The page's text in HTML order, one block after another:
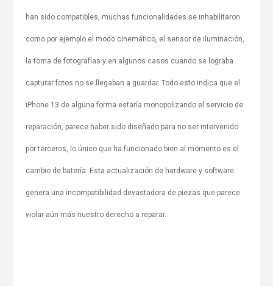
han sido compatibles, muchas funcionalidades se inhabilitaron
como por ejemplo el modo cinemático, el sensor de iluminación,
la toma de fotografías y en algunos casos cuando se lograba
capturar fotos no se llegaban a guardar. Todo esto indica que el
iPhone 13 de alguna forma estaría monopolizando el servicio de
reparación, parece haber sido diseñado para no ser intervenido
por terceros, lo único que ha funcionado bien al momento es el
cambio de batería. Esta actualización de hardware y software
genera una incompatibilidad devastadora de piezas que parece
violar aún más nuestro derecho a reparar.